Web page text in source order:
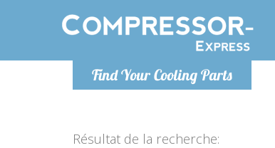
Find Your Cooling Parts
Résultat de la recherche: